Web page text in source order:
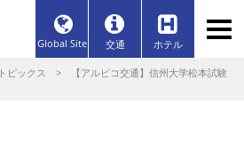
Global Site 交通 ホテル
トピックス > 【アルピコ交通】信州大学松本試験